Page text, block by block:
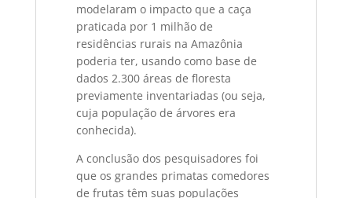
modelaram o impacto que a caça
praticada por 1 milhão de
residências rurais na Amazônia
poderia ter, usando como base de
dados 2.300 áreas de floresta
previamente inventariadas (ou seja,
cuja população de árvores era
conhecida).
A conclusão dos pesquisadores foi
que os grandes primatas comedores
de frutas têm suas populações